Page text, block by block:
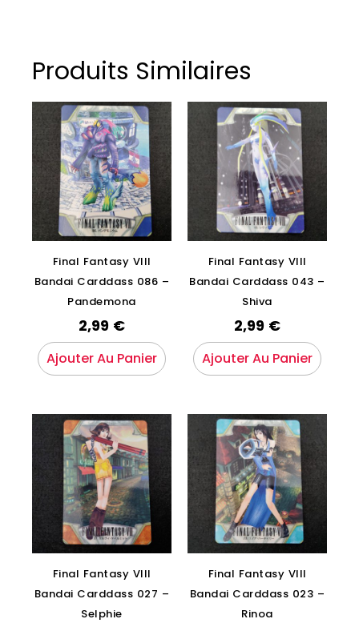
Produits Similaires
Final Fantasy VIII
Bandai Carddass 086 –
Pandemona
2,99 €
Ajouter Au Panier
Final Fantasy VIII
Bandai Carddass 043 –
Shiva
2,99 €
Ajouter Au Panier
Final Fantasy VIII
Bandai Carddass 027 –
Selphie
Final Fantasy VIII
Bandai Carddass 023 –
Rinoa